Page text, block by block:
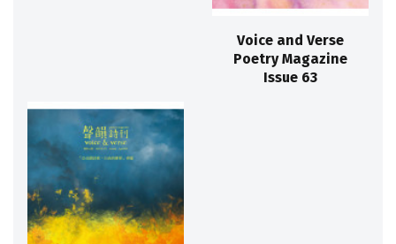
Voice and Verse
Poetry Magazine
Issue 63